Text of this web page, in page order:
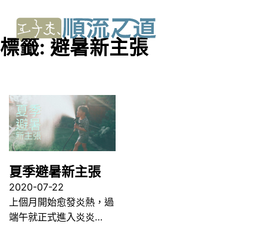
標籤: 避暑新主張
夏季避暑新主張
2020-07-22
上個月開始愈發炎熱，過
端午就正式進入炎炎…